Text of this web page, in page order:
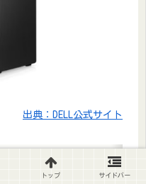
出典：DELL公式サイト
トップ サイドバー